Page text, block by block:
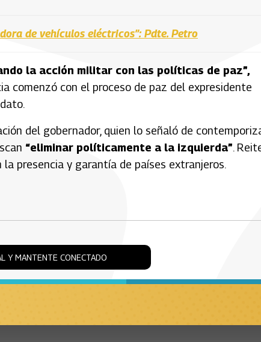
de vehículos eléctricos”: Pdte. Petro
la acción militar con las políticas de paz”,
comenzó con el proceso de paz del expresidente
del gobernador, quien lo señaló de
“eliminar políticamente a la izquierda”.
presencia y garantía de países extranjeros.
Y MANTENTE CONECTADO